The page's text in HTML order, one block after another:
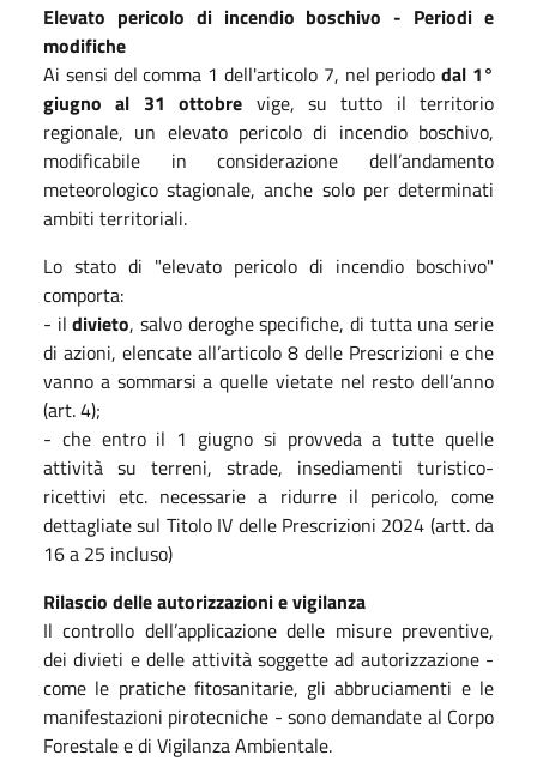
Elevato pericolo di incendio boschivo - Periodi e
modifiche
Ai sensi del comma 1 dell'articolo 7, nel periododal 1°
giugno al 31 ottobre vige, su tutto il territorio
regionale, un elevato pericolo di incendio boschivo,
modificabile in considerazione dell’andamento
meteorologico stagionale, anche solo per determinati
ambiti territoriali.
Lo stato di "elevato pericolo di incendio boschivo"
comporta:
- ildivieto, salvo deroghe specifiche, di tutta una serie
di azioni, elencate all’articolo 8 delle Prescrizioni e che
vanno a sommarsi a quelle vietate nel resto dell’anno
(art. 4);
- che entro il 1 giugno si provveda a tutte quelle
attività su terreni, strade, insediamenti turistico-
ricettivi etc. necessarie a ridurre il pericolo, come
dettagliate sul Titolo IV delle Prescrizioni 2024 (artt. da
16 a 25 incluso)
Rilascio delle autorizzazioni e vigilanza
Il controllo dell’applicazione delle misure preventive,
dei divieti e delle attività soggette ad autorizzazione -
come le pratiche fitosanitarie, gli abbruciamenti e le
manifestazioni pirotecniche - sono demandate al Corpo
Forestale e di Vigilanza Ambientale.